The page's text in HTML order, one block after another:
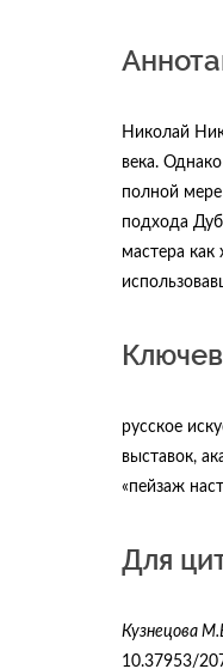
Николай
века.
полной
подхода
мастера
русское
выставок,
«пейзаж
Для
Кузнецова
10.37953/